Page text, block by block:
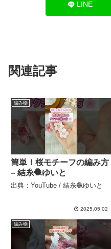
LINE
関連記事
編み物
簡単！桜モチーフの編み方
– 結糸🧶ゆいと
出典：YouTube / 結糸🧶ゆいと
2025.05.02
編み物